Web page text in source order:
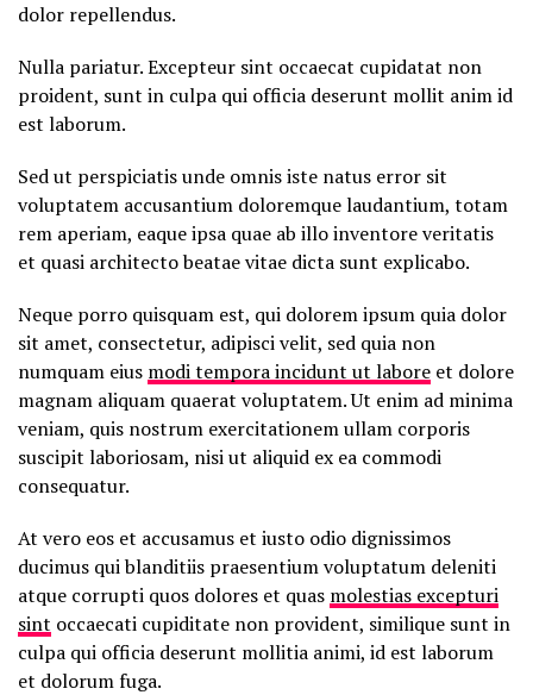
dolor repellendus.
Nulla pariatur. Excepteur sint occaecat cupidatat non
proident, sunt in culpa qui officia deserunt mollit anim id
est laborum.
Sed ut perspiciatis unde omnis iste natus error sit
voluptatem accusantium doloremque laudantium, totam
rem aperiam, eaque ipsa quae ab illo inventore veritatis
et quasi architecto beatae vitae dicta sunt explicabo.
Neque porro quisquam est, qui dolorem ipsum quia dolor
sit amet, consectetur, adipisci velit, sed quia non
numquam eius modi tempora incidunt ut labore et dolore
magnam aliquam quaerat voluptatem. Ut enim ad minima
veniam, quis nostrum exercitationem ullam corporis
suscipit laboriosam, nisi ut aliquid ex ea commodi
consequatur.
At vero eos et accusamus et iusto odio dignissimos
ducimus qui blanditiis praesentium voluptatum deleniti
atque corrupti quos dolores et quas molestias excepturi
sint occaecati cupiditate non provident, similique sunt in
culpa qui officia deserunt mollitia animi, id est laborum
et dolorum fuga.